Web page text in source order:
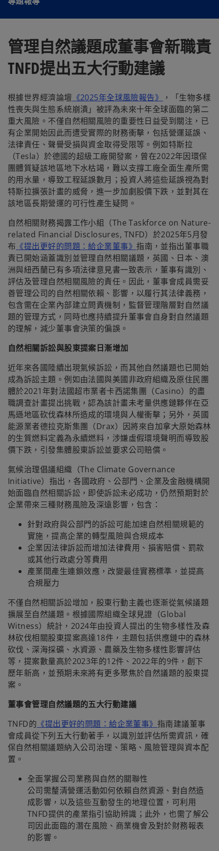
管理自然議題成董事會新職責
TNFD提出五大行動建議
根據世界經濟論壇 《2025年全球風險報告》
，「生物多樣
性喪失與生態系統崩潰」被評為未來十年全球面臨的第二
重大風險。不僅自然相關風險的重要性日益受到關注，已
有企業開始因此而遭受實際的財務衝擊，包括營運延誤、
法律責任、聲譽受損與資金取得受限等。例如特斯拉
（Tesla）於德國的超級工廠開發案，曾在2022年因環保
團體質疑該地區地下水枯竭，難以支撐工廠全面生產所需
的用水量，導致工程延誤數月；投資人將這些延誤視為對
特斯拉擴張計畫的威脅，進一步加劇股價下跌，並對其在
該地區長期營運的可行性產生疑問。
自然相關財務揭露工作小組（The Taskforce on Nature-
related Financial Disclosures, TNFD）於2025年5月發
布 《提出更好的問題：給企業董事》指南，並指出董事職
責已開始涵蓋識別並管理自然相關議題，英國、日本、澳
洲與紐西蘭已有多項法律意見書一致表示，董事有識別、
評估及管理自然相關風險的責任。因此，董事會成員需妥
善管理公司的自然相關依賴、影響，以履行其法律義務，
包含需在企業內部建立問責機制，監督管理階層對自然議
題的管理方式，同時也應持續提升董事會自身對自然議題
的理解，減少董事會決策的偏誤。
自然相關訴訟與股東提案日漸增加
近年來各國陸續出現氣候訴訟，而其他自然議題也已開始
成為訴訟主題。例如由法國與美國非政府組織及原住民團
體於2021年對法國超市業者卡西諾集團（Casino）的盡
職調查計畫提出挑戰，認為該計畫未考量供應鏈夥伴在亞
馬遜地區砍伐森林所造成的環境與人權衝擊；另外，英國
能源業者德拉克斯集團（Drax）因將來自加拿大原始森林
的生質燃料定義為永續燃料，涉嫌虛假環境聲明而導致股
價下跌，引發集體股東訴訟並要求公司賠償。
氣候治理倡議組織（The Climate Governance
Initiative）指出，各國政府、公部門、企業及金融機構開
始面臨自然相關訴訟，即使訴訟未必成功，仍然預期對於
企業帶來三種財務風險及深遠影響，包含：
針對政府與公部門的訴訟可能加速自然相關規範的
實施，提高企業的轉型風險與合規成本
企業因法律訴訟而增加法律費用、損害賠償、罰款
或其他行政處分等費用
產業間產生連鎖效應，改變最佳實務標準，並提高
合規壓力
不僅自然相關訴訟增加，股東行動主義也逐漸從氣候議題
擴展至自然議題。根據國際組織全球見證（Global
Witness）統計，2024年由投資人提出的生物多樣性及森
林砍伐相關股東提案高達18件，主題包括供應鏈中的森林
砍伐、深海採礦、水資源、農藥及生物多樣性影響評估
等，提案數量高於2023年的12件、2022年的9件，創下
歷年新高，並預期未來將有更多聚焦於自然議題的股東提
案。
董事會管理自然議題的五大行動建議
TNFD的 《提出更好的問題：給企業董事》 指南建議董事
會成員從下列五大行動著手，以識別並評估所需資訊，確
保自然相關議題納入公司治理、策略、風險管理與資本配
置。
全面掌握公司業務與自然的關聯性
公司需釐清營運活動如何依賴自然資源、對自然造
成影響，以及這些互動發生的地理位置，可利用
TNFD提供的產業指引協助辨識；此外，也需了解公
司因此面臨的潛在風險、商業機會及對於財務報表
的影響。